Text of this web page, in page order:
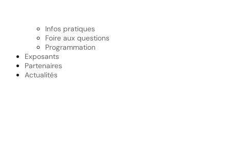
Infos pratiques
Foire aux questions
Programmation
Exposants
Partenaires
Actualités